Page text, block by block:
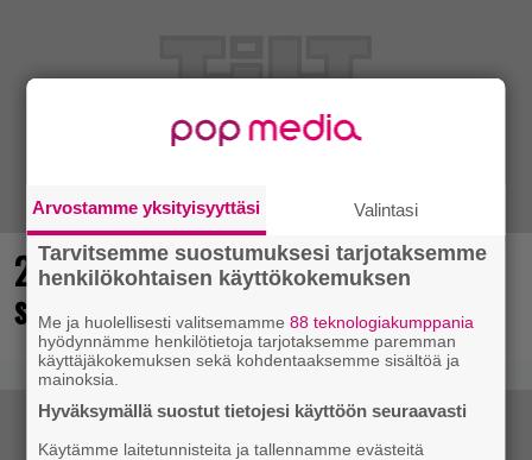
25 kaikkien aikojen parasta
supersankaripeliä listattu
Arvostamme yksityisyyttäsi Valintasi
Tarvitsemme suostumuksesi tarjotaksemme
henkilökohtaisen käyttökokemuksen
Me ja huolellisesti valitsemamme88 teknologiakumppania
hyödynnämme henkilötietoja tarjotaksemme paremman
käyttäjäkokemuksen sekä kohdentaaksemme sisältöä ja
mainoksia.
Hyväksymällä suostut tietojesi käyttöön seuraavasti
Käytämme laitetunnisteita ja tallennamme evästeitä